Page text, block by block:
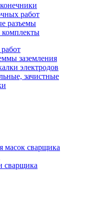
работ
разъемы
комплекты
заземления
электродов
зачистные
масок сварщика
сварщика